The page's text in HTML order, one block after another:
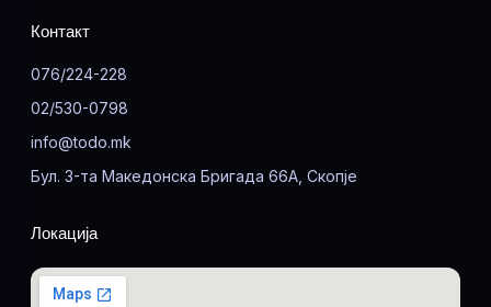
Контакт
076/224-228
02/530-0798
info@todo.mk
Бул. 3-та Македонска Бригада 66А, Скопје
Локација